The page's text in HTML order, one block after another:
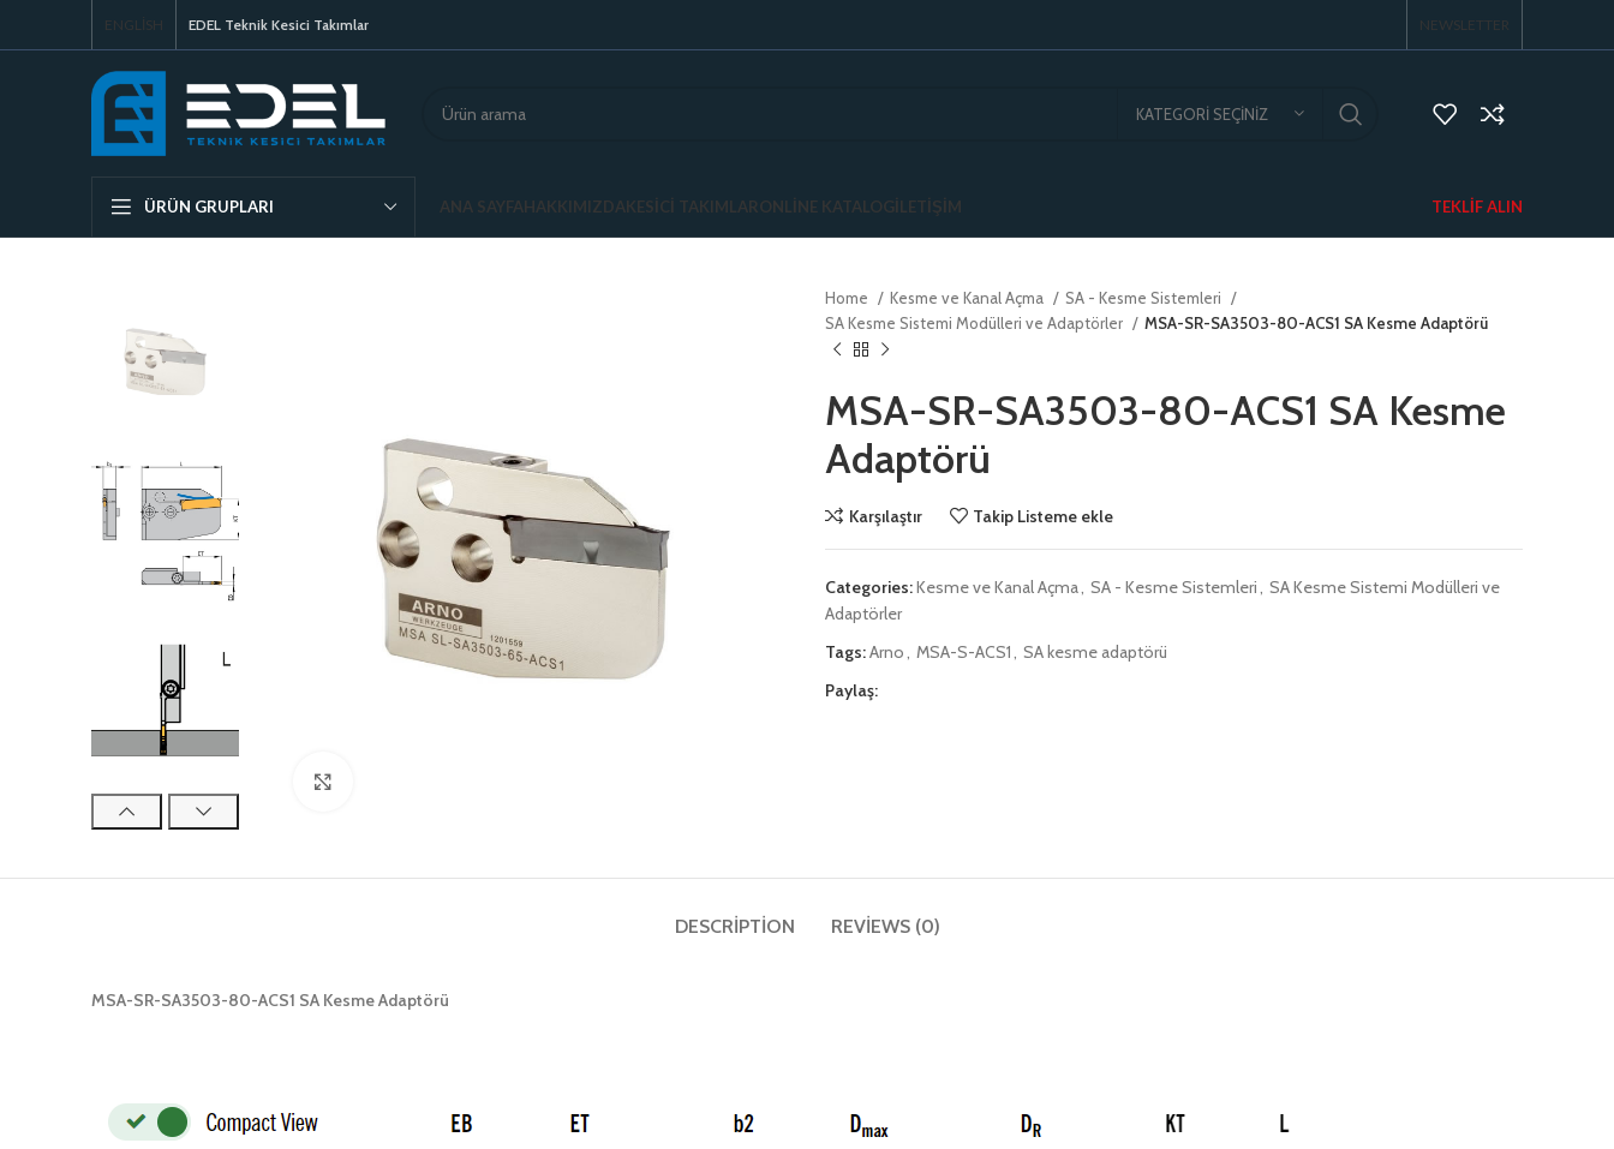
ENGLISH EDEL Teknik Kesici Takımlar NEWSLETTER
KATEGORI SEÇINIZ
ÜRÜN GRUPLARI ANA SAYFAHAKKIMIZDAKESICI TAKIMLARONLINE KATALOGİLETIŞIM TEKLIF ALIN
Home Kesme ve Kanal Açma
SA - Kesme Sistemleri
SA Kesme Sistemi Modülleri ve Adaptörler
MSA-SR-SA3503-80-ACS1 SA Kesme Adaptörü
MSA-SR-SA3503-80-ACS1 SA Kesme
Adaptörü
Karşılaştır Takip Listeme ekle
Categories:Kesme ve Kanal Açma, SA - Kesme Sistemleri, SA Kesme Sistemi Modülleri ve
Adaptörler
Tags:Arno, MSA-S-ACS1, SA kesme adaptörü
Paylaş:
DESCRIPTION REVIEWS (0)
MSA-SR-SA3503-80-ACS1 SA Kesme Adaptörü